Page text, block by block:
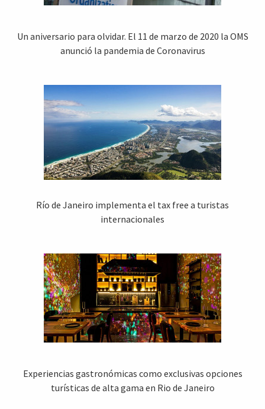
Un aniversario para olvidar. El 11 de marzo de 2020 la OMS
anunció la pandemia de Coronavirus
Río de Janeiro implementa el tax free a turistas
internacionales
Experiencias gastronómicas como exclusivas opciones
turísticas de alta gama en Rio de Janeiro